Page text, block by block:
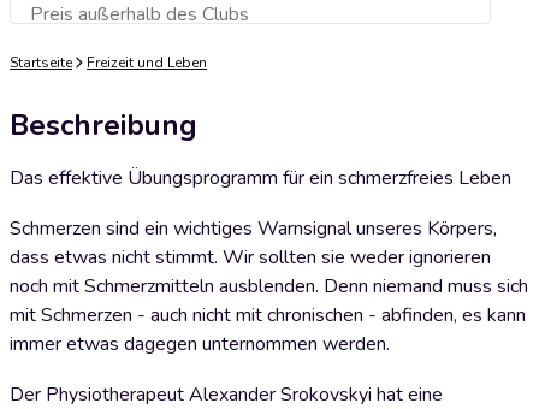
Preis außerhalb des ClubsZum Warenkorb hinzufügen
Startseite Freizeit und Leben
Beschreibung
Das effektive Übungsprogramm für ein schmerzfreies Leben
Schmerzen sind ein wichtiges Warnsignal unseres Körpers,
dass etwas nicht stimmt. Wir sollten sie weder ignorieren
noch mit Schmerzmitteln ausblenden. Denn niemand muss sich
mit Schmerzen - auch nicht mit chronischen - abfinden, es kann
immer etwas dagegen unternommen werden.
Der Physiotherapeut Alexander Srokovskyi hat eine